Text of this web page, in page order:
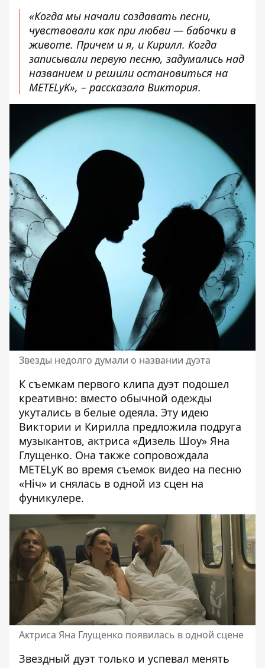
«Когда мы начали создавать песни,
чувствовали как при любви — бабочки в
животе. Причем и я, и Кирилл. Когда
записывали первую песню, задумались над
названием и решили остановиться на
METELyK», – рассказала Виктория.
Звезды недолго думали о названии дуэта
К съемкам первого клипа дуэт подошел
креативно: вместо обычной одежды
укутались в белые одеяла. Эту идею
Виктории и Кирилла предложила подруга
музыкантов, актриса «Дизель Шоу» Яна
Глущенко. Она также сопровождала
METELyK во время съемок видео на песню
«Ніч» и снялась в одной из сцен на
фуникулере.
Актриса Яна Глущенко появилась в одной сцене
Звездный дуэт только и успевал менять